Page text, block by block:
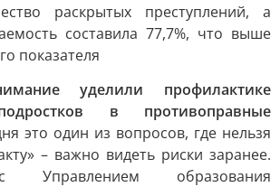
раскрытых преступлений, а
составила 77,7%, что выше
показателя
уделили профилактике
в противоправные
это один из вопросов, где нельзя
– важно видеть риски заранее.
Управлением образования